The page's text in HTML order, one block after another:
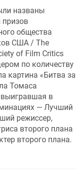
названы
призов
общества
США / The
of Film Critics
по количеству
картина «Битва за
Томаса
в
— Лучший
режиссер,
второго плана
второго плана.